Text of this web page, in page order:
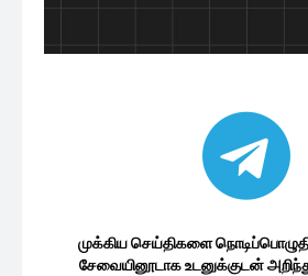
முக்கிய செய்திகளை
சேவையினூடாக உடனுக்குடன்